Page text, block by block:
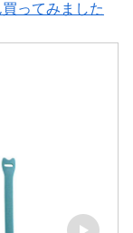
ってみました